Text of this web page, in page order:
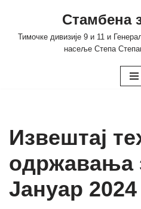
Скочи
Стамбена
Тимочке дивизије 9 и 11 и
насеље Степа
Извештај
одржавања
Јануар 2024